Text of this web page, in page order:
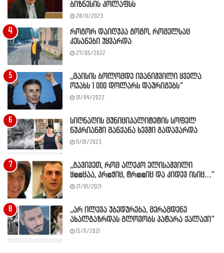
ბიზნესის კოლაფსს
28/11/2023
როგორ დაიღუპა გოგო, რომელსაც
კესანები უყვარდა
27/05/2022
,,მაისის ბოლომდე ივანიშვილი ყველა
ოჯახს 1 000 დოლარს დაურიგებს”
01/04/2022
სიღნაღის მუნიციპალიტეტის სოფელ
ნუკრიანში მანქანა ხევში გადავარდა
11/01/2023
,,გავივეთ, რომ ალეკო ელისაშვილი
ყ@@ცაა, პრ@ჭიც, ტრ@@იც და კიდევ ისიც…”
21/01/2021
,,არ ილევა უბედურება, მერამდენე
ახალგაზრდას გლოვობს პატარა ქალაქი”
15/11/2021